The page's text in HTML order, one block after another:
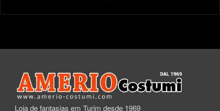
Loja de fantasias em Turim desde 1969